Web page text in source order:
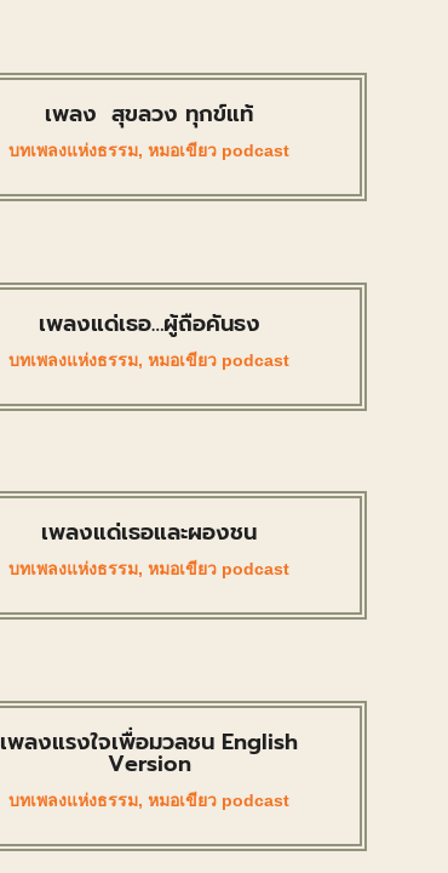
เพลง สุขลวง ทุกข์แท้
บทเพลงแห่งธรรม,หมอเขียว podcast
เพลงแด่เธอ…ผู้ถือคันธง
บทเพลงแห่งธรรม,หมอเขียว podcast
เพลงแด่เธอและผองชน
บทเพลงแห่งธรรม,หมอเขียว podcast
เพลงแรงใจเพื่อมวลชน English
Version
บทเพลงแห่งธรรม,หมอเขียว podcast